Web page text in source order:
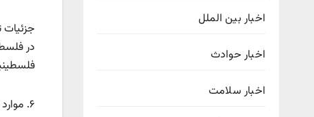
اخبار بین الملل
اخبار حوادث
اخبار سلامت
جزئیات
در
۶. موارد دیگر